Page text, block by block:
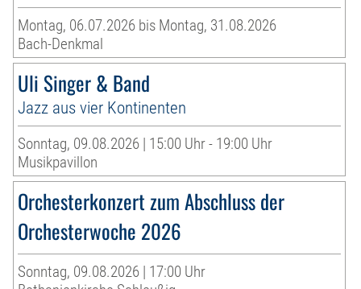
Montag, 06.07.2026 bis Montag, 31.08.2026
Bach-Denkmal
Uli Singer & Band
Jazz aus vier Kontinenten
Sonntag, 09.08.2026 | 15:00 Uhr - 19:00 Uhr
Musikpavillon
Orchesterkonzert zum Abschluss der
Orchesterwoche 2026
Sonntag, 09.08.2026 | 17:00 Uhr